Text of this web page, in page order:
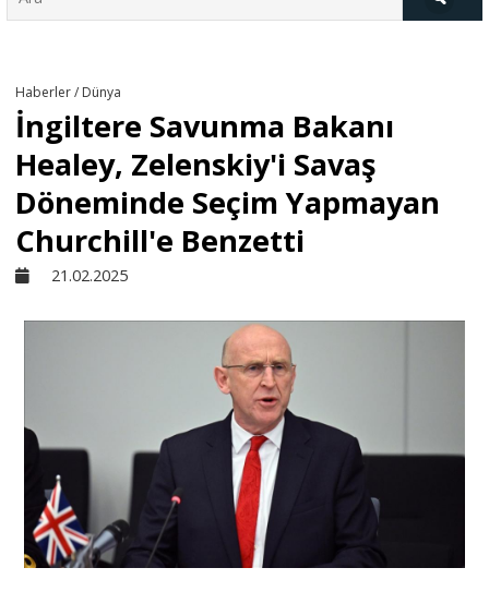
Derkenar
Sivil Toplum
Ekonomi
Dünya
Yorum - Analiz
Söyleşi
Haberler / Dünya
İngiltere Savunma Bakanı
Healey, Zelenskiy'i Savaş
Döneminde Seçim Yapmayan
Churchill'e Benzetti
21.02.2025